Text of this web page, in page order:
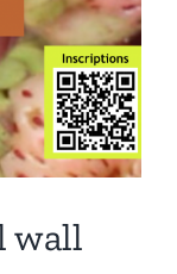
wall